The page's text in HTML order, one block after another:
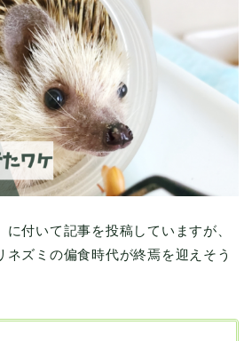
付いて記事を投稿していますが、
ネズミの偏食時代が終焉を迎えそう